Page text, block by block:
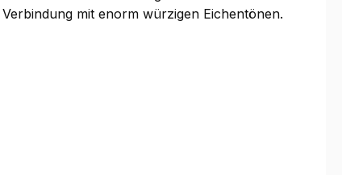
mit enorm würzigen Eichentönen.